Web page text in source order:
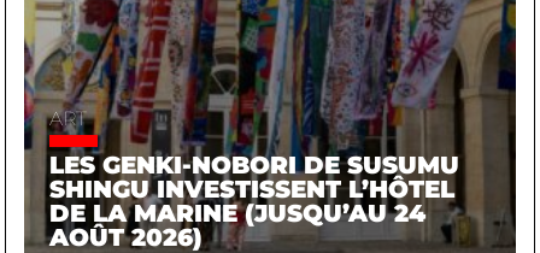
ART
LES GENKI-NOBORI DE SUSUMU
SHINGU INVESTISSENT L’HÔTEL
DE LA MARINE (JUSQU’AU 24
AOÛT 2026)